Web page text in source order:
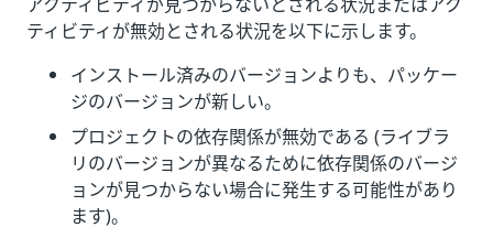
ティビティが無効とされる状況を以下に示します。
インストール済みのバージョンよりも、パッケー
ジのバージョンが新しい。
プロジェクトの依存関係が無効である (ライブラ
リのバージョンが異なるために依存関係のバージ
ョンが見つからない場合に発生する可能性があり
ます)。